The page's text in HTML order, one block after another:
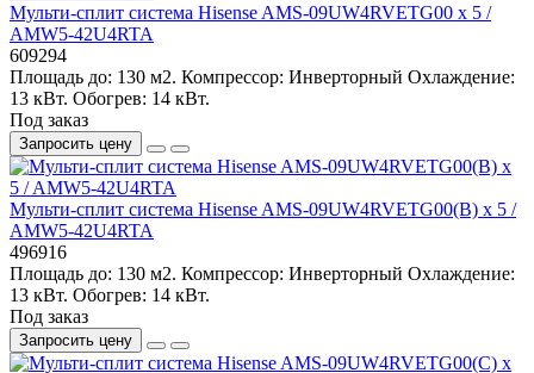
Мульти-сплит система Hisense AMS-09UW4RVETG00 x 5 /
AMW5-42U4RTA
609294
Площадь до: 130 м2. Компрессор: Инверторный Охлаждение:
13 кВт. Обогрев: 14 кВт.
Под заказ
Запросить цену
Мульти-сплит система Hisense AMS-09UW4RVETG00(B) x 5 /
AMW5-42U4RTA
496916
Площадь до: 130 м2. Компрессор: Инверторный Охлаждение:
13 кВт. Обогрев: 14 кВт.
Под заказ
Запросить цену